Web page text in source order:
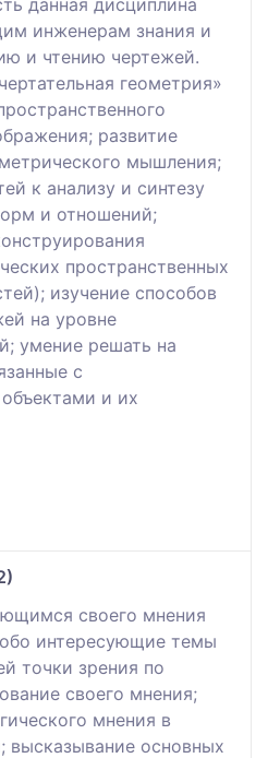
инженерам знания и
и чтению чертежей.
геометрия»
развитие
мышления;
к анализу и синтезу
и отношений;
пространственных
изучение способов
на уровне
умение решать на
с
и их
своего мнения
интересующие темы
точки зрения по
своего мнения;
мнения в
высказывание основных